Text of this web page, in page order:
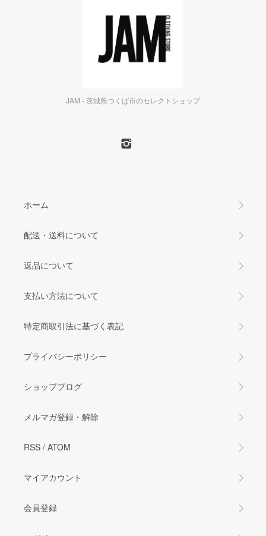
JAM - 茨城県つくば市のセレクトショップ
ホーム
配送・送料について
返品について
支払い方法について
特定商取引法に基づく表記
プライバシーポリシー
ショップブログ
メルマガ登録・解除
RSS / ATOM
マイアカウント
会員登録